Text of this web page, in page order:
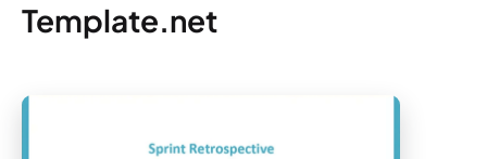
Template.net